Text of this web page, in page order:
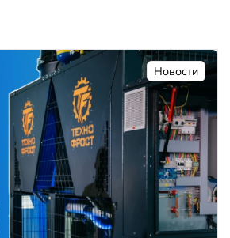
Новости